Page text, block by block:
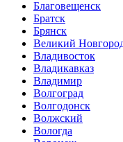
Благовещенск
Братск
Брянск
Великий
Владивосток
Владикавказ
Владимир
Волгоград
Волгодонск
Волжский
Вологда